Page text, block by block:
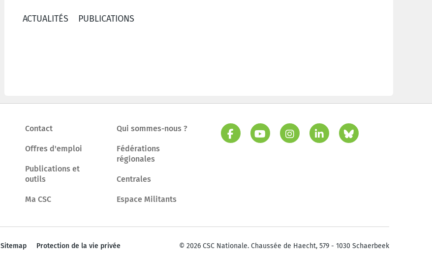
ACTUALITÉS PUBLICATIONS
Contact
Offres d'emploi
Publications et
outils
Ma CSC
Qui sommes-nous ?
Fédérations
régionales
Centrales
Espace Militants
Sitemap Protection de la vie privée © 2026 CSC Nationale. Chaussée de Haecht, 579 - 1030 Schaerbeek